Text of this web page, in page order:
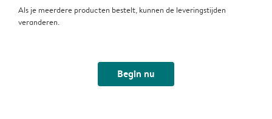
Als je meerdere producten bestelt, kunnen de leveringstijden
veranderen.
Begin nu